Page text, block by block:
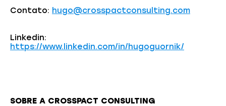
Contato: hugo@crosspactconsulting.com
Linkedin:
https://www.linkedin.com/in/hugoguornik/
SOBRE A CROSSPACT CONSULTING